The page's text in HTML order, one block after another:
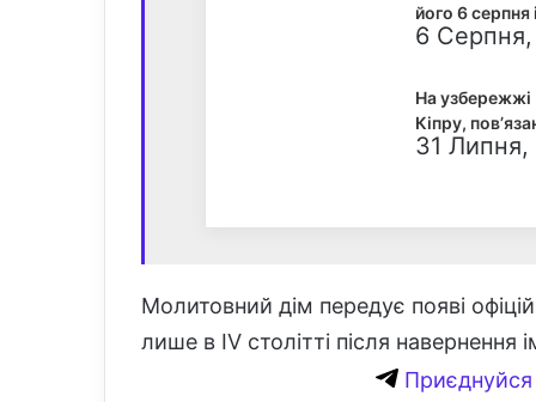
його 6 серпня
6
На узбережжі
Кіпру,
31
Молитовний дім передує появі
лише в IV столітті після
Приєднуйся